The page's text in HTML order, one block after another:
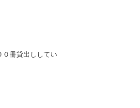
０冊貸出ししてい